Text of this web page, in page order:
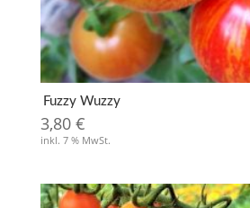
Fuzzy Wuzzy
3,80 €
inkl. 7 % MwSt.